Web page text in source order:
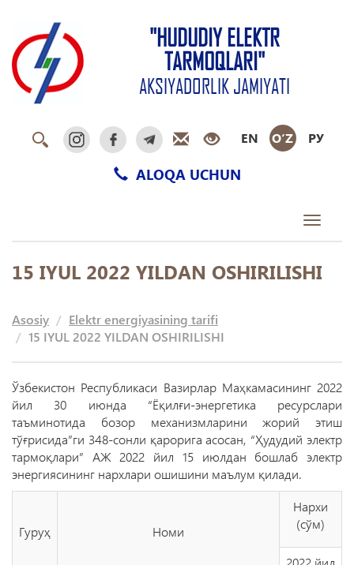
"HUDUDIY ELEKTR
TARMOQLARI"
AKSIYADORLIK JAMIYATI
EN O‘Z РУ
ALOQA UCHUN
Toggle
15 IYUL 2022 YILDAN OSHIRILISHI
Asosiy
Elektr energiyasining tarifi
15 IYUL 2022 YILDAN OSHIRILISHI
Ўзбекистон Республикаси Вазирлар Маҳкамасининг 2022
йил 30 июнда “Ёқилғи-энергетика ресурслари
таъминотида бозор механизмларини жорий этиш
тўғрисида”ги 348-сонли қарорига асосан, “Ҳудудий электр
тармоқлари” АЖ 2022 йил 15 июлдан бошлаб электр
энергиясининг нархлари ошишини маълум қилади.
Гуруҳ Номи
Нархи
(сўм)